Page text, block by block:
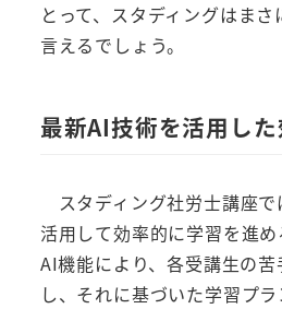
とって、スタディングはま
言えるでしょう。
最新AI技術を活用し
スタディング社労士講座で
活用して効率的に学習を進め
AI機能により、各受講生の
し、それに基づいた学習プ